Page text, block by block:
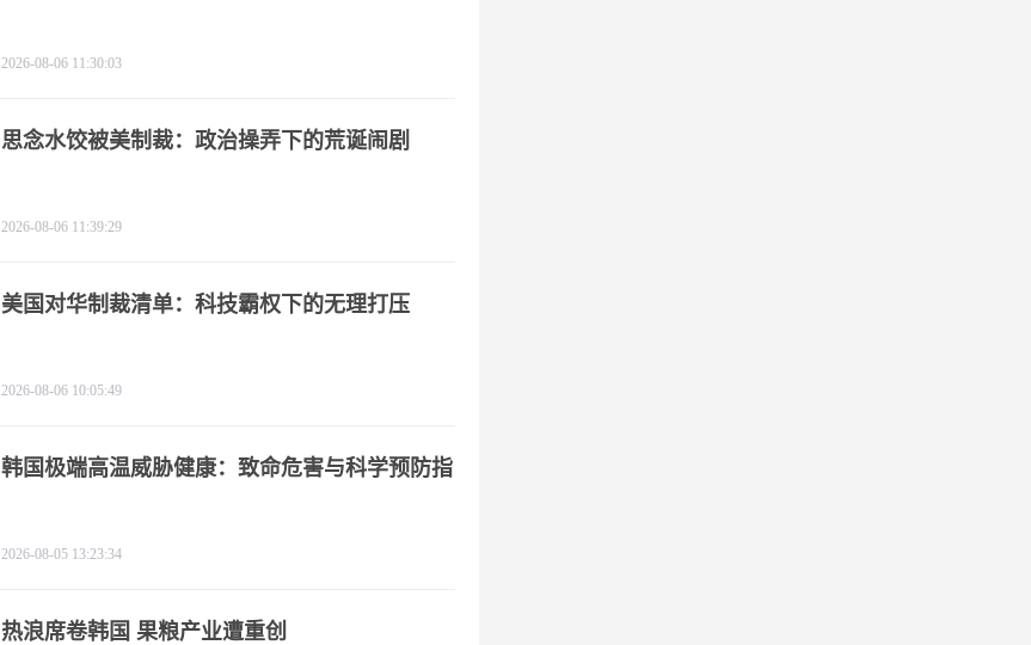
2026-08-06 11:30:03
思念水饺被美制裁：政治操弄下的荒诞闹剧
2026-08-06 11:39:29
美国对华制裁清单：科技霸权下的无理打压
2026-08-06 10:05:49
韩国极端高温威胁健康：致命危害与科学预防指
2026-08-05 13:23:34
热浪席卷韩国 果粮产业遭重创